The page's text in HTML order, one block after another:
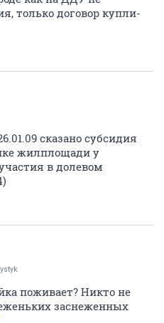
только договор купли-
сказано субсидия
жилплощади у
в долевом
поживает? Никто не
заснеженных